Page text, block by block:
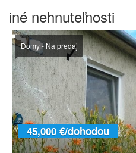
iné nehnuteľnosti
Domy - Na predaj
45,000 €/dohodou